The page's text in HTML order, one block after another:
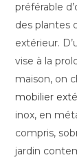
préférable
des plantes
extérieur.
vise à la
maison, on
mobilier
inox, en
compris,
jardin